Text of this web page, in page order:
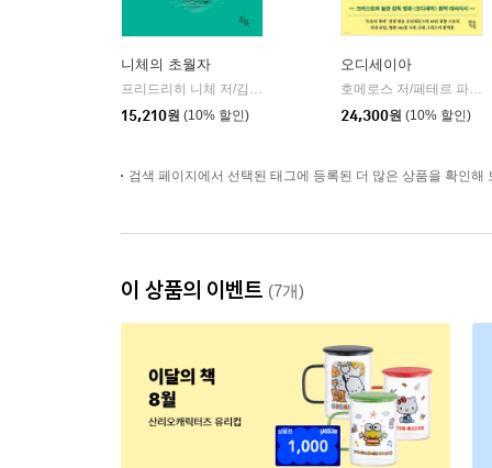
니체의 초월자
프리드리히 니체 저/김철 편역
15,210원 (10% 할인)
오디세이아
호메로스 저/페테르 파울 루벤스 그림/박문재 역
24,300원 (10% 할인)
검색 페이지에서 선택된 태그에 등록된 더 많은 상품을 확인해
이 상품의 이벤트 (7개)